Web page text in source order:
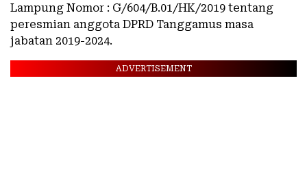
Lampung Nomor : G/604/B.01/HK/2019 tentang
peresmian anggota DPRD Tanggamus masa
jabatan 2019-2024.
ADVERTISEMENT